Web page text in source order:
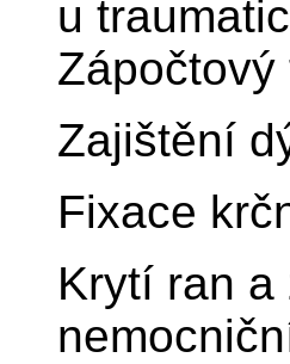
u
Zajištění
Fixace
Krytí ran